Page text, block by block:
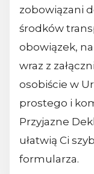
zobowiązani
środków
obowiązek,
wraz z
osobiście w
prostego i
Przyjazne
ułatwią Ci
formularza.